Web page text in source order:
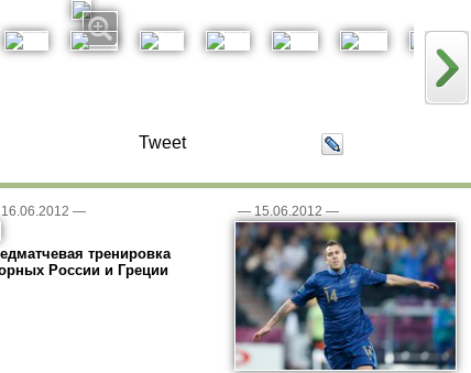
Tweet
16.06.2012 —
тренировка
России и Греции
— 15.06.2012 —